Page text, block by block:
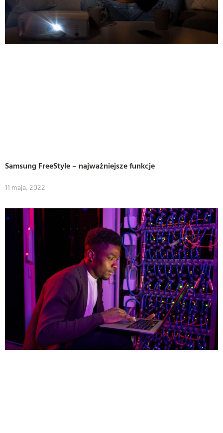
Samsung FreeStyle – najważniejsze funkcje
11 maja, 2022